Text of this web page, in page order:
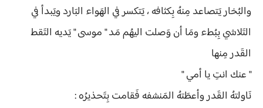
والبُخار يَتصاعد مِنهُ بِكثافه ، يَتكسر في الهَواء البَارد ويَبدأ في
التَلاشي بِبُطء ومَا أن وَصلت اليهُم مَد " موسى " يَديه التَقط
القَدر مِنها
" عنك انتِ يا أمي "
نَاولتهُ القَدر وأعطَتهُ المَنشفه فَقامت بِتَحذيرُه :